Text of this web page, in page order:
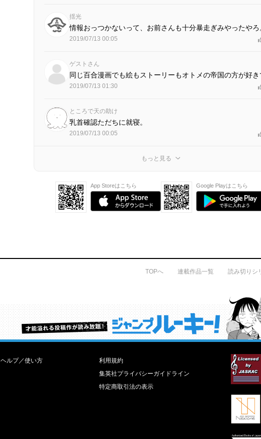
揺光
情報おっつかないって、お前さんも十分暴走ぎみやったやろ
2019/07/13 00:05
ゲストさん
同じ百合漫画でも絵もストーリーもオトメの帝国の方が好き
2019/07/13 01:30
ところで天の助け
乳首確認ただちに就寝。
2019/07/13 00:05
もっと見る
App Storeはこちら Google Playはこちら
TOPへ 連載作品一覧 読み切りシ
才能溢れる投稿作が読み放題！ ジャンプルーキー！
ヘルプ／使い方
利用規約
集英社プライバシーガイドライン
特定商取引法の表示